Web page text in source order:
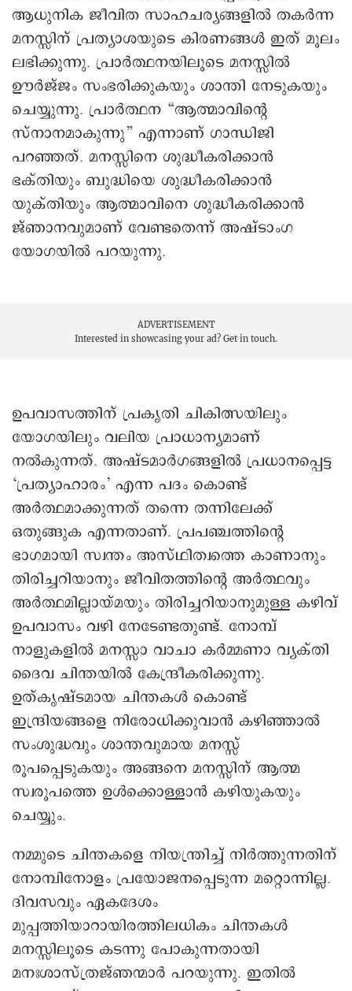
ആധുനിക ജീവിത സാഹചര്യങ്ങളിൽ തകർന്ന
മനസ്സിന് പ്രത്യാശയുടെ കിരണങ്ങൾ ഇത് മൂലം
ലഭിക്കുന്നു. പ്രാർത്ഥനയിലൂടെ മനസ്സിൽ
ഊർജ്ജം സംഭരിക്കുകയും ശാന്തി നേടുകയും
ചെയ്യുന്നു. പ്രാർത്ഥന “ആത്മാവിന്റെ
സ്നാനമാകുന്നു” എന്നാണ് ഗാന്ധിജി
പറഞ്ഞത്. മനസ്സിനെ ശുദ്ധീകരിക്കാൻ
ഭക്തിയും ബുദ്ധിയെ ശുദ്ധീകരിക്കാൻ
യുക്തിയും ആത്മാവിനെ ശുദ്ധീകരിക്കാൻ
ജ്ഞാനവുമാണ് വേണ്ടതെന്ന് അഷ്ടാംഗ
യോഗയിൽ പറയുന്നു.
ADVERTISEMENT
Interested in showcasing your ad? Get in touch.
ഉപവാസത്തിന് പ്രകൃതി ചികിത്സയിലും
യോഗയിലും വലിയ പ്രാധാന്യമാണ്
നൽകുന്നത്. അഷ്ടമാർഗങ്ങളിൽ പ്രധാനപ്പെട്ട
‘പ്രത്യാഹാരം’ എന്ന പദം കൊണ്ട്
അർത്ഥമാക്കുന്നത് തന്നെ തന്നിലേക്ക്
ഒതുങ്ങുക എന്നതാണ്. പ്രപഞ്ചത്തിന്റെ
ഭാഗമായി സ്വന്തം അസ്ഥിത്വത്തെ കാണാനും
തിരിച്ചറിയാനും ജീവിതത്തിന്റെ അർത്ഥവും
അർത്ഥമില്ലായ്മയും തിരിച്ചറിയാനുമുള്ള കഴിവ്
ഉപവാസം വഴി നേടേണ്ടതുണ്ട്. നോമ്പ്
നാളുകളിൽ മനസ്സാ വാചാ കർമ്മണാ വ്യക്തി
ദൈവ ചിന്തയിൽ കേന്ദ്രീകരിക്കുന്നു.
ഉത്കൃഷ്ടമായ ചിന്തകൾ കൊണ്ട്
ഇന്ദ്രിയങ്ങളെ നിരോധിക്കുവാൻ കഴിഞ്ഞാൽ
സംശുദ്ധവും ശാന്തവുമായ മനസ്സ്
രൂപപ്പെടുകയും അങ്ങനെ മനസ്സിന് ആത്മ
സ്വരൂപത്തെ ഉൾക്കൊള്ളാൻ കഴിയുകയും
ചെയ്യും.
നമ്മുടെ ചിന്തകളെ നിയന്ത്രിച്ച് നിർത്തുന്നതിന്
നോമ്പിനോളം പ്രയോജനപ്പെടുന്ന മറ്റൊന്നില്ല.
ദിവസവും ഏകദേശം
മുപ്പത്തിയാറായിരത്തിലധികം ചിന്തകൾ
മനസ്സിലൂടെ കടന്നു പോകുന്നതായി
മനഃശാസ്ത്രജ്ഞന്മാർ പറയുന്നു. ഇതിൽ